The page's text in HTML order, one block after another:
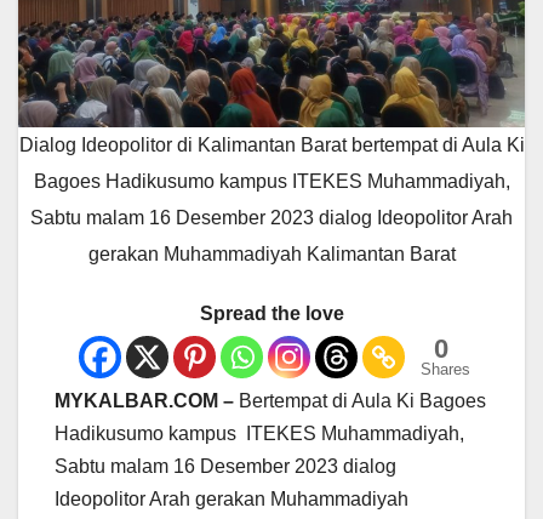
Dialog Ideopolitor di Kalimantan Barat bertempat di Aula Ki
Bagoes Hadikusumo kampus ITEKES Muhammadiyah,
Sabtu malam 16 Desember 2023 dialog Ideopolitor Arah
gerakan Muhammadiyah Kalimantan Barat
Spread the love
0
Shares
MYKALBAR.COM – Bertempat di Aula Ki Bagoes
Hadikusumo kampus ITEKES Muhammadiyah,
Sabtu malam 16 Desember 2023 dialog
Ideopolitor Arah gerakan Muhammadiyah